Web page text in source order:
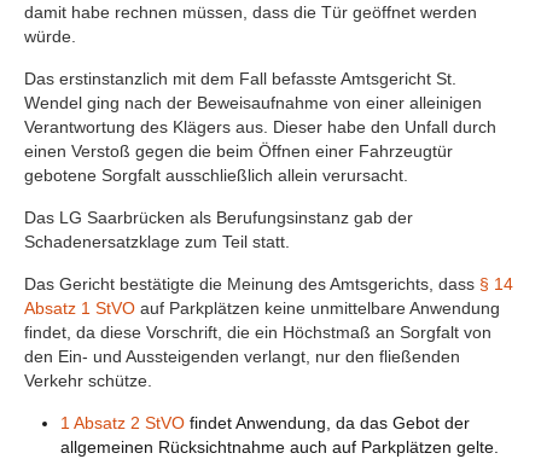
damit habe rechnen müssen, dass die Tür geöffnet werden
würde.
Das erstinstanzlich mit dem Fall befasste Amtsgericht St.
Wendel ging nach der Beweisaufnahme von einer alleinigen
Verantwortung des Klägers aus. Dieser habe den Unfall durch
einen Verstoß gegen die beim Öffnen einer Fahrzeugtür
gebotene Sorgfalt ausschließlich allein verursacht.
Das LG Saarbrücken als Berufungsinstanz gab der
Schadenersatzklage zum Teil statt.
Das Gericht bestätigte die Meinung des Amtsgerichts, dass § 14
Absatz 1 StVO auf Parkplätzen keine unmittelbare Anwendung
findet, da diese Vorschrift, die ein Höchstmaß an Sorgfalt von
den Ein- und Aussteigenden verlangt, nur den fließenden
Verkehr schütze.
1 Absatz 2 StVO findet Anwendung, da das Gebot der
allgemeinen Rücksichtnahme auch auf Parkplätzen gelte.